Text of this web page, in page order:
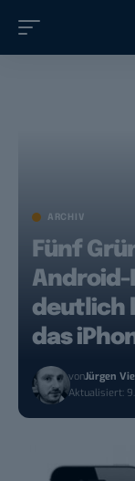
ARCHIV
Fünf
Android-
deutlich
das
vonJürgen
Aktualisiert: